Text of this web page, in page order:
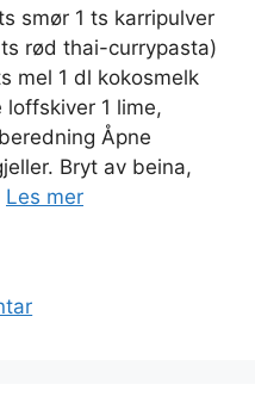
smør 1 ts karripulver
rød thai-currypasta)
mel 1 dl kokosmelk
1 lime,
Åpne
Bryt av beina,
Les mer